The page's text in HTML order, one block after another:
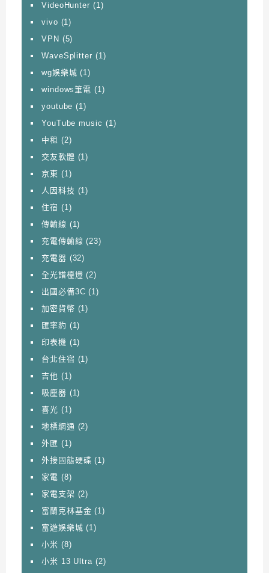
VideoHunter (1)
vivo (1)
VPN (5)
WaveSplitter (1)
wg娛樂城 (1)
windows筆電 (1)
youtube (1)
YouTube music (1)
中租 (2)
交友軟體 (1)
京東 (1)
人因科技 (1)
住宿 (1)
傳輸線 (1)
充電傳輸線 (23)
充電器 (32)
全光譜檯燈 (2)
出國必備3C (1)
加密貨幣 (1)
匯率豹 (1)
印表機 (1)
台北住宿 (1)
吉他 (1)
吸塵器 (1)
喜光 (1)
地標網通 (2)
外匯 (1)
外接固態硬碟 (1)
家電 (8)
家電支架 (2)
富蘭克林基金 (1)
富遊娛樂城 (1)
小米 (8)
小米 13 Ultra (2)